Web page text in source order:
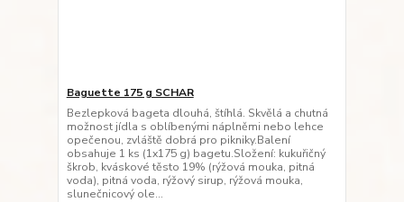
Baguette 175 g SCHAR
Bezlepková bageta dlouhá, štíhlá. Skvělá a chutná
možnost jídla s oblíbenými náplněmi nebo lehce
opečenou, zvláště dobrá pro pikniky.Balení
obsahuje 1 ks (1x175 g) bagetu.Složení: kukuřičný
škrob, kváskové těsto 19% (rýžová mouka, pitná
voda), pitná voda, rýžový sirup, rýžová mouka,
slunečnicový ole...